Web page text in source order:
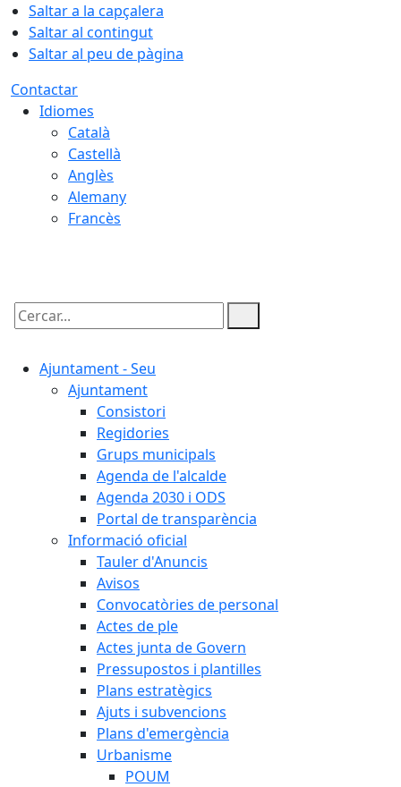
Saltar a la capçalera
Saltar al contingut
Saltar al peu de pàgina
Contactar
Idiomes
Català
Castellà
Anglès
Alemany
Francès
Cercar:
Ajuntament - Seu
Ajuntament
Consistori
Regidories
Grups municipals
Agenda de l'alcalde
Agenda 2030 i ODS
Portal de transparència
Informació oficial
Tauler d'Anuncis
Avisos
Convocatòries de personal
Actes de ple
Actes junta de Govern
Pressupostos i plantilles
Plans estratègics
Ajuts i subvencions
Plans d'emergència
Urbanisme
POUM